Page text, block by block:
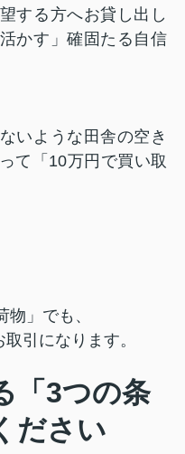
する方へお貸し出し
かす」確固たる自信
いような田舎の空き
て「10万円で買い取
」でも、
引になります。
「3つの条
ださい